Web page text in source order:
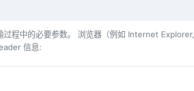
过程中的必要参数。 浏览器（例如 Internet
信息: